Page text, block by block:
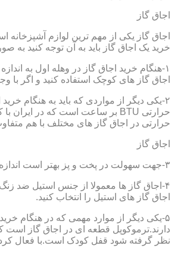
اجاق گاز
اجاق گاز یکی از مهم ترین لوازم
خرید یک اجاق گاز باید به آن توجه کنید به
۱-هنگام خرید اجاق گاز در وهله اول به
اجاق گاز های کوچک استفاده کنید و اگر با
۲-یکی دیگر از مواردی که باید به هنگام
حرارتی در اجاق گاز های مختلف با هم
اجاق گاز
۳-جهت سهولت در پخت و پز بهتر است اندازه شعله های اجاق گاز با هم متفاوت باشد.
۴-اجاق گاز ها معمولا از جنس استیل ضد
اجاق گاز های استیل را انتخاب کنید.
۵-یکی دیگر از موارد مهمی که در هنگام
دارند.ترموکوپل قطعه ای در اجاق گاز است
نظر گرفته شود قفل کودک است.با فعال